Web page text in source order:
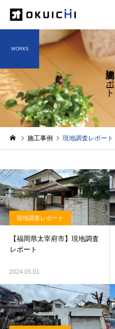
現地調査レポート
WORKS
施工事例 現地調査レポート
現地調査レポート
【福岡県太宰府市】現地調査
レポート
2024.05.01